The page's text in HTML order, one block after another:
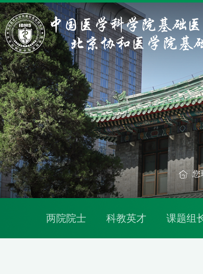
您
两院院士 科教英才 课题组